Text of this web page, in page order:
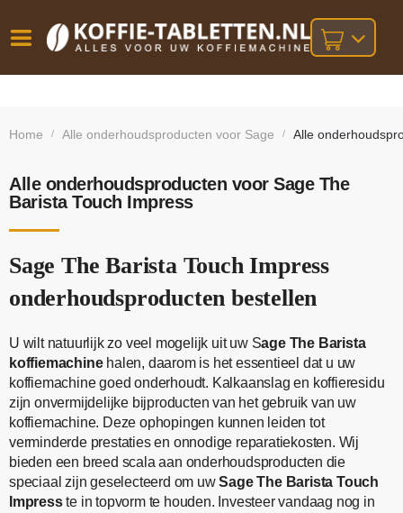
besteld,
bij orders
Home / Alle onderhoudsproducten voor Sage / Alle
Alle onderhoudsproducten voor Sage The
Barista Touch Impress
Sage The Barista Touch Impress
onderhoudsproducten bestellen
U wilt natuurlijk zo veel mogelijk uit uw Sage The Barista
koffiemachinehalen, daarom is het essentieel dat u uw
koffiemachine goed onderhoudt. Kalkaanslag en koffieresidu
zijn onvermijdelijke bijproducten van het gebruik van uw
koffiemachine. Deze ophopingen kunnen leiden tot
verminderde prestaties en onnodige reparatiekosten. Wij
bieden een breed scala aan onderhoudsproducten die
speciaal zijn geselecteerd om uwSage The Barista Touch
Impresste in topvorm te houden. Investeer vandaag nog in